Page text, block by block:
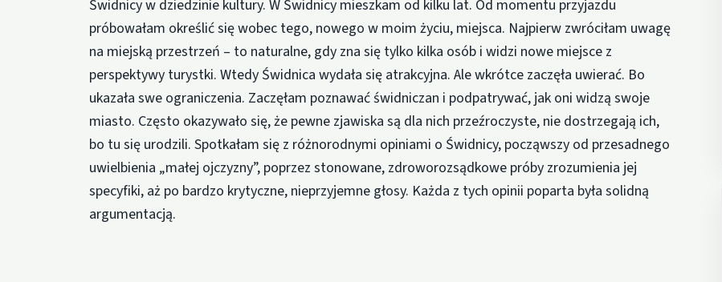
Świdnicy w dziedzinie kultury. W Świdnicy mieszkam od kilku lat. Od momentu przyjazdu
próbowałam określić się wobec tego, nowego w moim życiu, miejsca. Najpierw zwróciłam uwagę
na miejską przestrzeń – to naturalne, gdy zna się tylko kilka osób i widzi nowe miejsce z
perspektywy turystki. Wtedy Świdnica wydała się atrakcyjna. Ale wkrótce zaczęła uwierać. Bo
ukazała swe ograniczenia. Zaczęłam poznawać świdniczan i podpatrywać, jak oni widzą swoje
miasto. Często okazywało się, że pewne zjawiska są dla nich przeźroczyste, nie dostrzegają ich,
bo tu się urodzili. Spotkałam się z różnorodnymi opiniami o Świdnicy, począwszy od przesadnego
uwielbienia „małej ojczyzny”, poprzez stonowane, zdroworozsądkowe próby zrozumienia jej
specyfiki, aż po bardzo krytyczne, nieprzyjemne głosy. Każda z tych opinii poparta była solidną
argumentacją.